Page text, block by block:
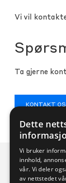
Vi vil
Ta gjerne
KONTAKT
Dette
Vi bruker
innhold,
vår. Vi deler
av nettstedet